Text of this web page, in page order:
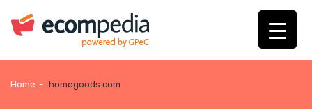
Home - homegoods.com